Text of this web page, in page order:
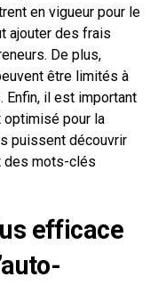
en vigueur pour le
ajouter des frais
De plus,
être limités à
Enfin, il est important
pour la
puissent découvrir
des mots-clés
efficace